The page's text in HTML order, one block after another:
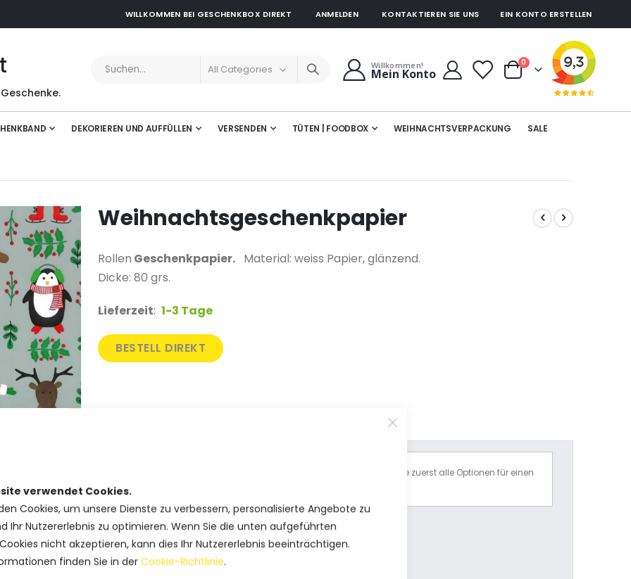
verwendet Cookies.
Cookies, um unsere Dienste zu verbessern, personalisierte Angebote zu
Ihr Nutzererlebnis zu optimieren. Wenn Sie die unten aufgeführten
nicht akzeptieren, kann dies Ihr Nutzererlebnis beeinträchtigen.
finden Sie in der Cookie-Richtlinie.
WILLKOMMEN BEI GESCHENKBOX DIREKT ANMELDEN KONTAKTIEREN SIE UNS EIN KONTO ERSTELLEN
Willkommen!
Mein Konto Cart
0Artikel
DEKORIEREN UND AUFFÜLLEN VERSENDEN TÜTEN | FOODBOX WEIHNACHTSVERPACKUNG SALE
Weihnachtsgeschenkpapier
Rollen Geschenkpapier. Material: weiss Papier, glänzend.
Dicke: 80 grs.
Lieferzeit:1-3 Tage
BESTELL DIREKT
Breite
Haben Sie Fragen zu diesem
Produkt?
Bitte wählen Sie zuerst alle Optionen für einen